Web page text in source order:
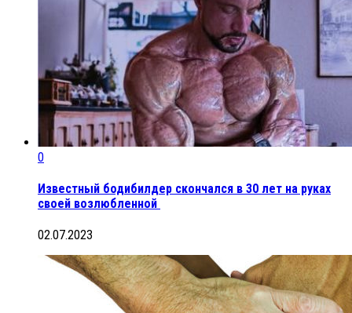
0
Известный бодибилдер скончался в 30 лет на руках
своей возлюбленной ​
02.07.2023